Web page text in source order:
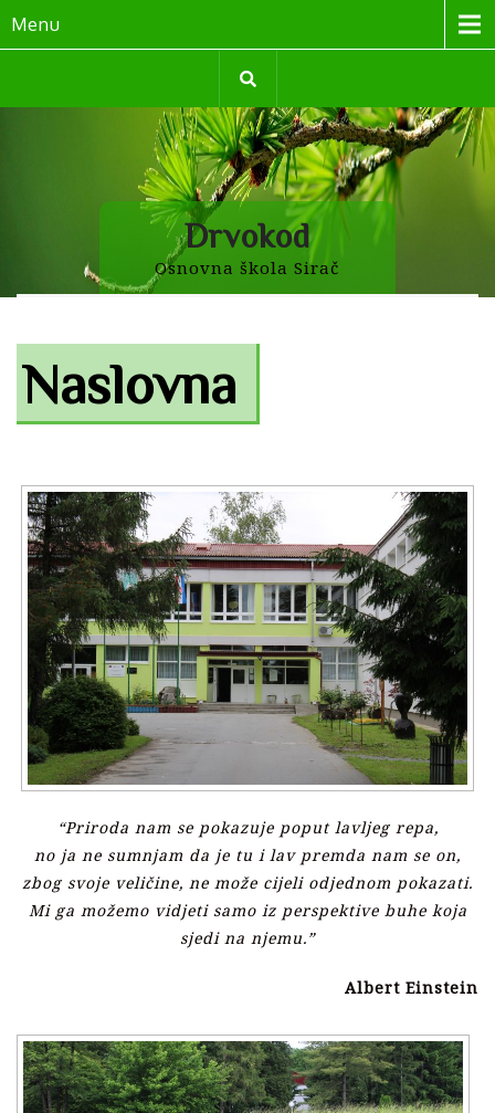
Menu
Drvokod
Osnovna škola Sirač
Naslovna
“Priroda nam se pokazuje poput lavljeg repa,
no ja ne sumnjam da je tu i lav premda nam se on,
zbog svoje veličine, ne može cijeli odjednom pokazati.
Mi ga možemo vidjeti samo iz perspektive buhe koja
sjedi na njemu.”
Albert Einstein